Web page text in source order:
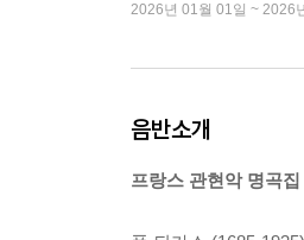
2026년 01월 01일 ~ 2026
음반소개
프랑스 관현악 명곡집